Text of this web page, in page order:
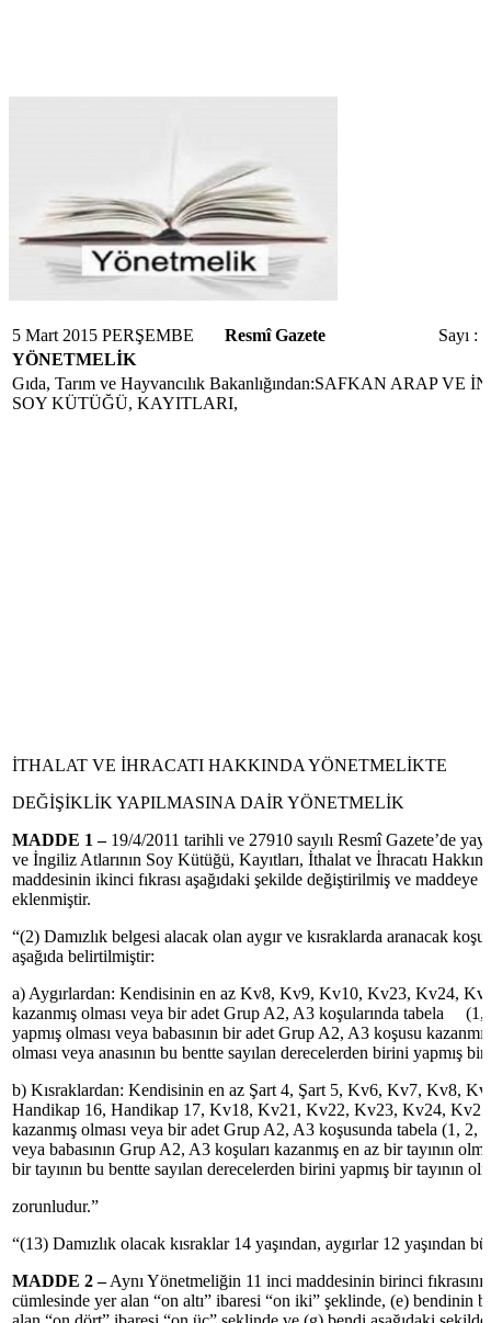
5 Mart 2015 PERŞEMBE Resmî Gazete
Sayı :
YÖNETMELİK
Gıda, Tarım ve Hayvancılık Bakanlığından:SAFKAN ARAP VE
SOY KÜTÜĞÜ, KAYITLARI,
İTHALAT VE İHRACATI HAKKINDA YÖNETMELİKTE
DEĞİŞİKLİK YAPILMASINA DAİR YÖNETMELİK
MADDE 1 –19/4/2011 tarihli ve 27910 sayılı Resmî Gazete’de
ve İngiliz Atlarının Soy Kütüğü, Kayıtları, İthalat ve İhracatı
maddesinin ikinci fıkrası aşağıdaki şekilde değiştirilmiş ve maddeye
eklenmiştir.
“(2) Damızlık belgesi alacak olan aygır ve kısraklarda aranacak koşu
aşağıda belirtilmiştir:
a) Aygırlardan: Kendisinin en az Kv8, Kv9, Kv10, Kv23, Kv24,
kazanmış olması veya bir adet Grup A2, A3 koşularında tabela
yapmış olması veya babasının bir adet Grup A2, A3 koşusu
olması veya anasının bu bentte sayılan derecelerden birini yapmış bir
b) Kısraklardan: Kendisinin en az Şart 4, Şart 5, Kv6, Kv7, Kv8,
Handikap 16, Handikap 17, Kv18, Kv21, Kv22, Kv23, Kv24, Kv25
kazanmış olması veya bir adet Grup A2, A3 koşusunda tabela (1, 2,
veya babasının Grup A2, A3 koşuları kazanmış en az bir tayının
bir tayının bu bentte sayılan derecelerden birini yapmış bir tayının
zorunludur.”
“(13) Damızlık olacak kısraklar 14 yaşından, aygırlar 12 yaşından
MADDE 2 –Aynı Yönetmeliğin 11 inci maddesinin birinci
cümlesinde yer alan “on altı” ibaresi “on iki” şeklinde, (e) bendinin